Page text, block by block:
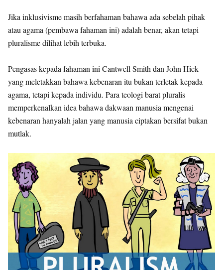
Jika inklusivisme masih berfahaman bahawa ada sebelah pihak
atau agama (pembawa fahaman ini) adalah benar, akan tetapi
pluralisme dilihat lebih terbuka.
Pengasas kepada fahaman ini Cantwell Smith dan John Hick
yang meletakkan bahawa kebenaran itu bukan terletak kepada
agama, tetapi kepada individu. Para teologi barat pluralis
memperkenalkan idea bahawa dakwaan manusia mengenai
kebenaran hanyalah jalan yang manusia ciptakan bersifat bukan
mutlak.